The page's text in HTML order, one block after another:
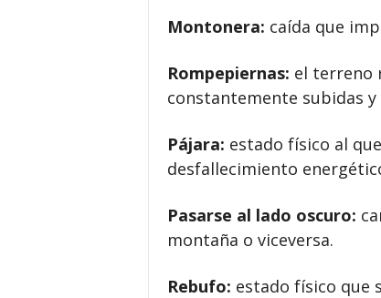
Montonera: caída que
Rompepiernas: el terreno
constantemente subidas y
Pájara: estado físico al
desfallecimiento
Pasarse al lado oscuro:
montaña o viceversa.
Rebufo: estado físico que